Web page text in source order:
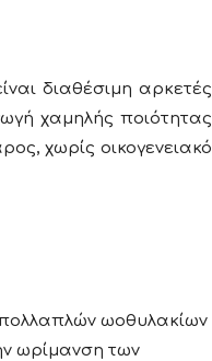
διαθέσιμη αρκετές
χαμηλής ποιότητας
χωρίς οικογενειακό
ωοθυλακίων
ωρίμανση των